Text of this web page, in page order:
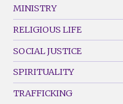
MINISTRY
RELIGIOUS LIFE
SOCIAL JUSTICE
SPIRITUALITY
TRAFFICKING